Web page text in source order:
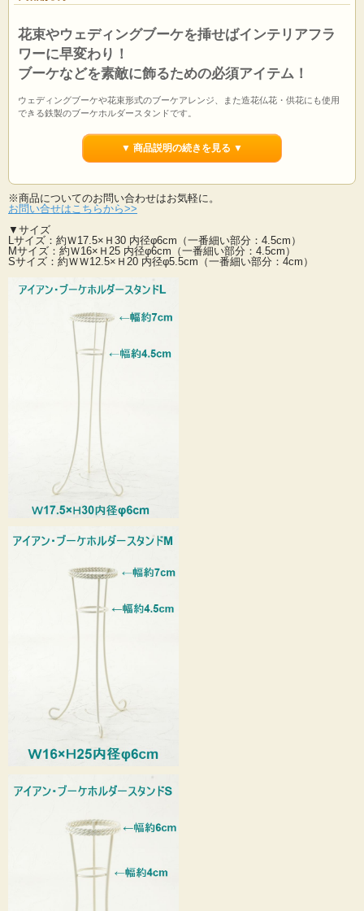
花束やウェディングブーケを挿せばインテリアフラ
ワーに早変わり！
ブーケなどを素敵に飾るための必須アイテム！
ウェディングブーケや花束形式のブーケアレンジ、また造花仏花・供花にも使用
できる鉄製のブーケホルダースタンドです。
アイアン製で割れることもないので割れ物が置けない場所やシーンでも重宝しま
お花を強調して飾りたいときにも活躍するフラワーベースです。
花器と同じような感覚でお使いいただけます。
※人気の為、完売すると欠品が続くことがございますのでご了承ください。
売れてしまうとなかなか再入荷しないので是非お早めのゲットお勧めです！
※価格高騰などにより金額が変更になる場合がございます。ご了承下さい。
※販売は１点単位となります。仏花を１対で飾る方は２点ご注文ください。
▼ 商品説明の続きを見る ▼
※商品についてのお問い合わせはお気軽に。
お問い合せはこちらから>>
▼サイズ
Lサイズ：約Ｗ17.5×Ｈ30 内径φ6cm（一番細い部分：4.5cm）
Mサイズ：約Ｗ16×Ｈ25 内径φ6cm（一番細い部分：4.5cm）
Sサイズ：約ＷＷ12.5×Ｈ20 内径φ5.5cm（一番細い部分：4cm）